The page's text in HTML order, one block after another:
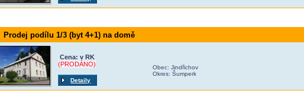
Prodej podílu 1/3 (byt 4+1) na domě
Cena: v RK
(PRODÁNO)
Detaily
Obec: Jindřichov
Okres: Šumperk